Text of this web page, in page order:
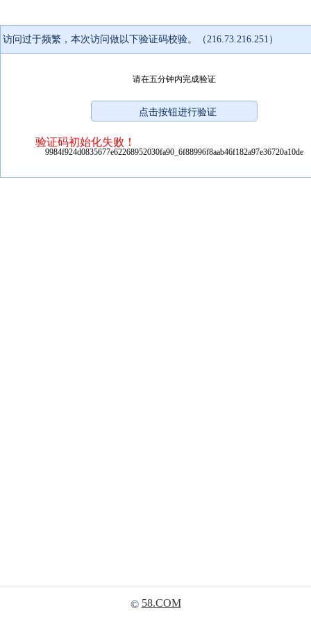
访问过于频繁，本次访问做以下验证码校验。（216.73.216.251）
请在五分钟内完成验证
验证码初始化失败！
9984f924d0835677e62268952030fa90_6f88996f8aab46f182a97e36720a10de
© 58.COM